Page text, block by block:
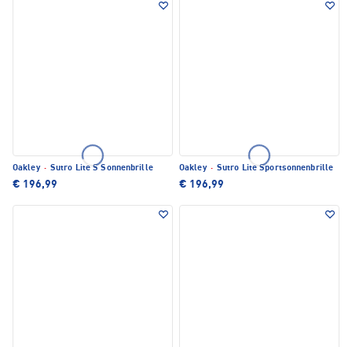
Oakley · Sutro Lite S Sonnenbrille
€ 196,99
Oakley · Sutro Lite Sportsonnenbrille
€ 196,99